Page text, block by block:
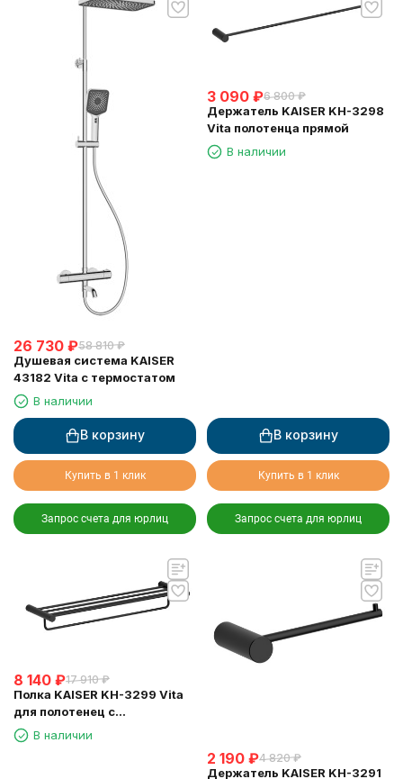
26 730 ₽58 810 ₽
Душевая система KAISER
43182 Vita с термостатом
В наличии
В корзину
Купить в 1 клик
Запрос счета для юрлиц
3 090 ₽6 800 ₽
Держатель KAISER KH-3298
Vita полотенца прямой
В наличии
В корзину
Купить в 1 клик
Запрос счета для юрлиц
8 140 ₽17 910 ₽
Полка KAISER KH-3299 Vita
для полотенец с
держателем
В наличии
2 190 ₽4 820 ₽
Держатель KAISER KH-3291